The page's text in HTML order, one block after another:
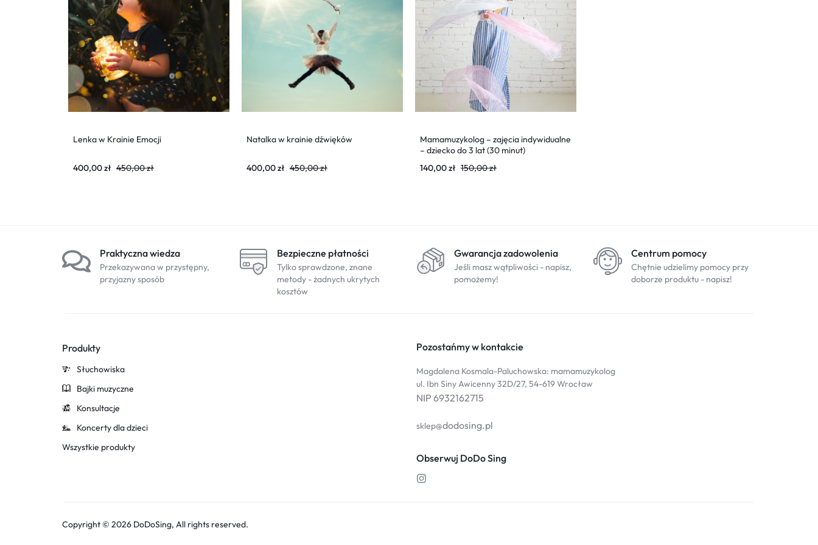
Lenka w Krainie Emocji
450,00zł
400,00zł
Natalka w krainie dźwięków
450,00zł
400,00zł
Mamamuzykolog – zajęcia indywidualne
– dziecko do 3 lat (30 minut)
150,00zł
140,00zł
Praktyczna wiedza
Przekazywana w przystępny,
przyjazny sposób
Bezpieczne płatności
Tylko sprawdzone, znane
metody - żadnych ukrytych
kosztów
Gwarancja zadowolenia
Jeśli masz wątpliwości - napisz,
pomożemy!
Centrum pomocy
Chętnie udzielimy pomocy przy
doborze produktu - napisz!
Produkty
Słuchowiska
Bajki muzyczne
Konsultacje
Koncerty dla dzieci
Wszystkie produkty
Pozostańmy w kontakcie
Magdalena Kosmala-Paluchowska: mamamuzykolog
ul. Ibn Siny Awicenny 32D/27, 54-619 Wrocław
NIP 6932162715
sklep@dodosing.pl
Obserwuj DoDo Sing
Copyright © 2026 DoDoSing, All rights reserved.